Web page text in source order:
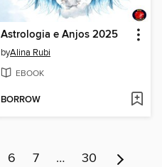
Astrologia e Anjos 2025
byAlina Rubi
EBOOK
BORROW
6 7 … 30